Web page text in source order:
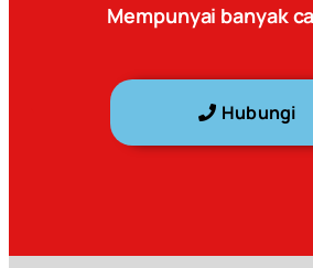
Mempunyai banyak
Hubungi